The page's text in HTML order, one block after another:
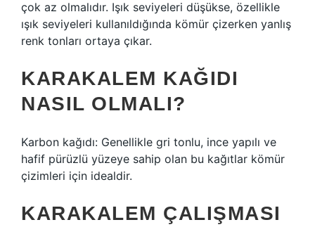
çok az olmalıdır. Işık seviyeleri düşükse, özellikle
ışık seviyeleri kullanıldığında kömür çizerken yanlış
renk tonları ortaya çıkar.
KARAKALEM KAĞIDI
NASIL OLMALI?
Karbon kağıdı: Genellikle gri tonlu, ince yapılı ve
hafif pürüzlü yüzeye sahip olan bu kağıtlar kömür
çizimleri için idealdir.
KARAKALEM ÇALIŞMASI